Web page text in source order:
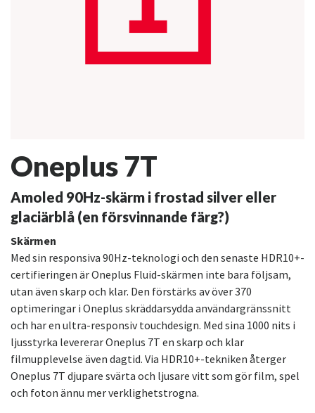
Oneplus 7T
Amoled 90Hz-skärm i frostad silver eller
glaciärblå (en försvinnande färg?)
Skärmen
Med sin responsiva 90Hz-teknologi och den senaste HDR10+-
certifieringen är Oneplus Fluid-skärmen inte bara följsam,
utan även skarp och klar. Den förstärks av över 370
optimeringar i Oneplus skräddarsydda användargränssnitt
och har en ultra-responsiv touchdesign. Med sina 1000 nits i
ljusstyrka levererar Oneplus 7T en skarp och klar
filmupplevelse även dagtid. Via HDR10+-tekniken återger
Oneplus 7T djupare svärta och ljusare vitt som gör film, spel
och foton ännu mer verklighetstrogna.